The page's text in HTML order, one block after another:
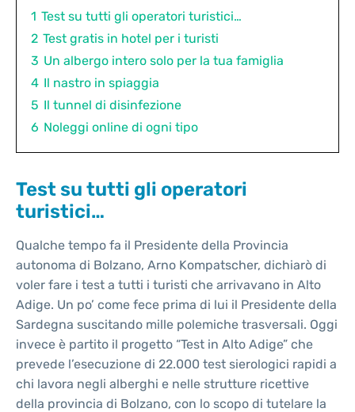
1 Test su tutti gli operatori turistici…
2 Test gratis in hotel per i turisti
3 Un albergo intero solo per la tua famiglia
4 Il nastro in spiaggia
5 Il tunnel di disinfezione
6 Noleggi online di ogni tipo
Test su tutti gli operatori
turistici…
Qualche tempo fa il Presidente della Provincia
autonoma di Bolzano, Arno Kompatscher, dichiarò di
voler fare i test a tutti i turisti che arrivavano in Alto
Adige. Un po’ come fece prima di lui il Presidente della
Sardegna suscitando mille polemiche trasversali. Oggi
invece è partito il progetto “Test in Alto Adige” che
prevede l’esecuzione di 22.000 test sierologici rapidi a
chi lavora negli alberghi e nelle strutture ricettive
della provincia di Bolzano, con lo scopo di tutelare la